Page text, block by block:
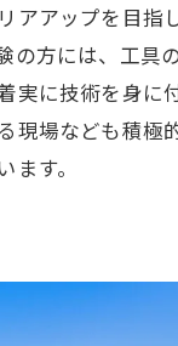
アアップを目指
の方には、工具
実に技術を身に
現場なども積極
す。